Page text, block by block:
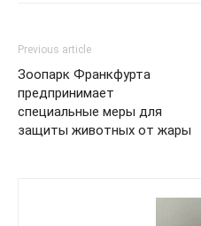
Previous article
Зоопарк Франкфурта
предпринимает
специальные меры для
защиты животных от жары